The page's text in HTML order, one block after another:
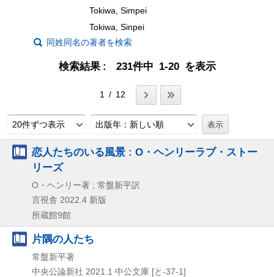
Tokiwa, Simpei
Tokiwa, Sinpei
同姓同名の著者を検索
検索結果 231件中 1-20 を表示
1 / 12
20件ずつ表示 出版年：新しい順
恋人たちのいる風景 : O・ヘンリーラブ・ストー
リーズ
O・ヘンリー著 ; 常盤新平訳
言視舎 2022.4 新版
所蔵館9館
片隅の人たち
常盤新平著
中央公論新社 2021.1 中公文庫 [と-37-1]